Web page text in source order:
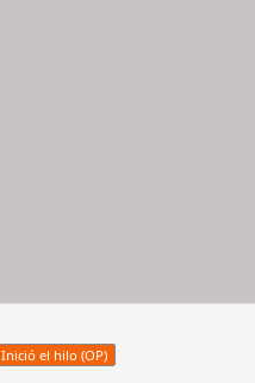
Inició el hilo (OP)